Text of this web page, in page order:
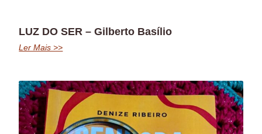
LUZ DO SER – Gilberto Basílio
Ler Mais >>